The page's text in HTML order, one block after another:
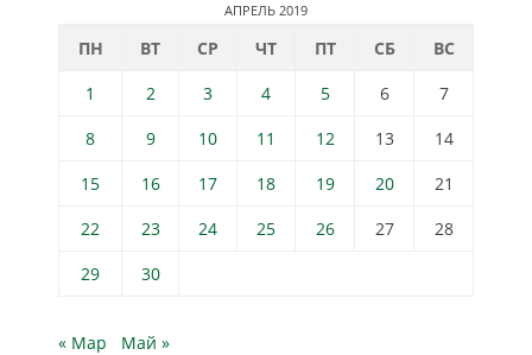
АПРЕЛЬ 2019
ПН ВТ СР ЧТ ПТ СБ
ВС
1
2 3 4 5 6
7
8
9 10 11 12 13
14
15
16 17 18 19 20
21
22
23 24 25 26 27
28
29
30
« Мар Май »